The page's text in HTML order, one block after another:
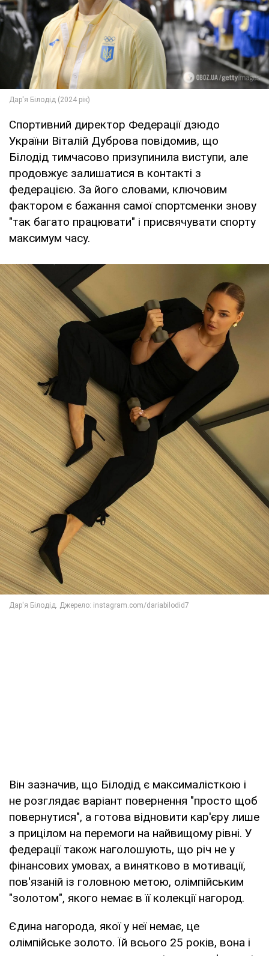
Спортивний директор Федерації дзюдо
України Віталій Дуброва повідомив, що
Білодід тимчасово призупинила виступи, але
продовжує залишатися в контакті з
федерацією. За його словами, ключовим
фактором є бажання самої спортсменки знову
"так багато працювати" і присвячувати спорту
максимум часу.
Він зазначив, що Білодід є максималісткою і
не розглядає варіант повернення "просто щоб
повернутися", а готова відновити кар'єру лише
з прицілом на перемоги на найвищому рівні. У
федерації також наголошують, що річ не у
фінансових умовах, а винятково в мотивації,
пов'язаній із головною метою, олімпійським
"золотом", якого немає в її колекції нагород.
Єдина нагорода, якої у неї немає, це
олімпійське золото. Їй всього 25 років, вона і